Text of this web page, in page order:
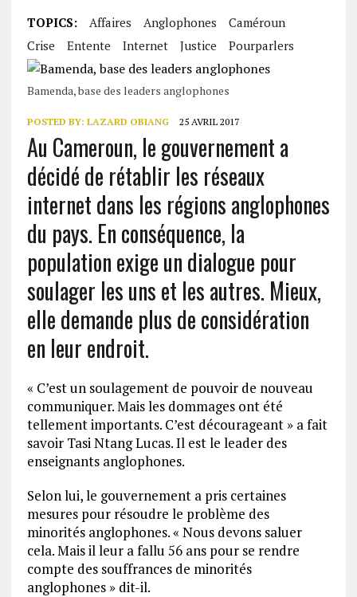
TOPICS: Affaires Anglophones
Caméroun
Crise
Entente Internet Justice Pourparlers
Bamenda, base des leaders anglophones
POSTED BY: LAZARD OBIANG 25 AVRIL 2017
Au Cameroun, le gouvernement a
décidé de rétablir les réseaux
internet dans les régions anglophones
du pays. En conséquence, la
population exige un dialogue pour
soulager les uns et les autres. Mieux,
elle demande plus de considération
en leur endroit.
« C’est un soulagement de pouvoir de nouveau
communiquer. Mais les dommages ont été
tellement importants. C’est décourageant » a fait
savoir Tasi Ntang Lucas. Il est le leader des
enseignants anglophones.
Selon lui, le gouvernement a pris certaines
mesures pour résoudre le problème des
minorités anglophones. « Nous devons saluer
cela. Mais il leur a fallu 56 ans pour se rendre
compte des souffrances de minorités
anglophones » dit-il.